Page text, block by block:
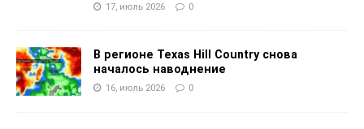
17, июль 2026 0
В регионе Texas Hill Country снова
началось наводнение
16, июль 2026 0